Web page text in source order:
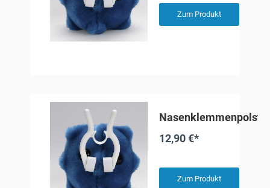
Zum Produkt
12,90 €*
Zum Produkt